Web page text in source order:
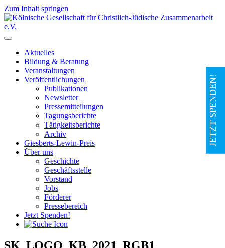
Zum Inhalt springen
Hauptnavigation
Aktuelles
Bildung & Beratung
Veranstaltungen
Veröffentlichungen
Publikationen
Newsletter
Pressemitteilungen
Tagungsberichte
Tätigkeitsberichte
Archiv
Giesberts-Lewin-Preis
Über uns
Geschichte
Geschäftsstelle
Vorstand
Jobs
Förderer
Pressebereich
Jetzt Spenden!
JETZT SPENDEN!